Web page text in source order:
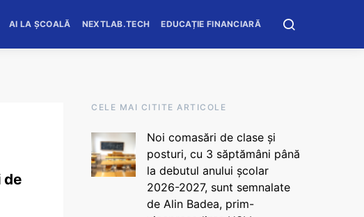
AI LA ȘCOALĂ NEXTLAB.TECH EDUCAȚIE FINANCIARĂ
de
CELE MAI CITITE ARTICOLE
Noi comasări de clase și
posturi, cu 3 săptămâni până
la debutul anului școlar
2026-2027, sunt semnalate
de Alin Badea, prim-